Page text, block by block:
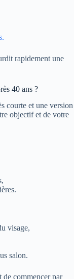
rapidement une
40 ans ?
courte et une version
objectif et de votre
visage,
salon.
de commencer par